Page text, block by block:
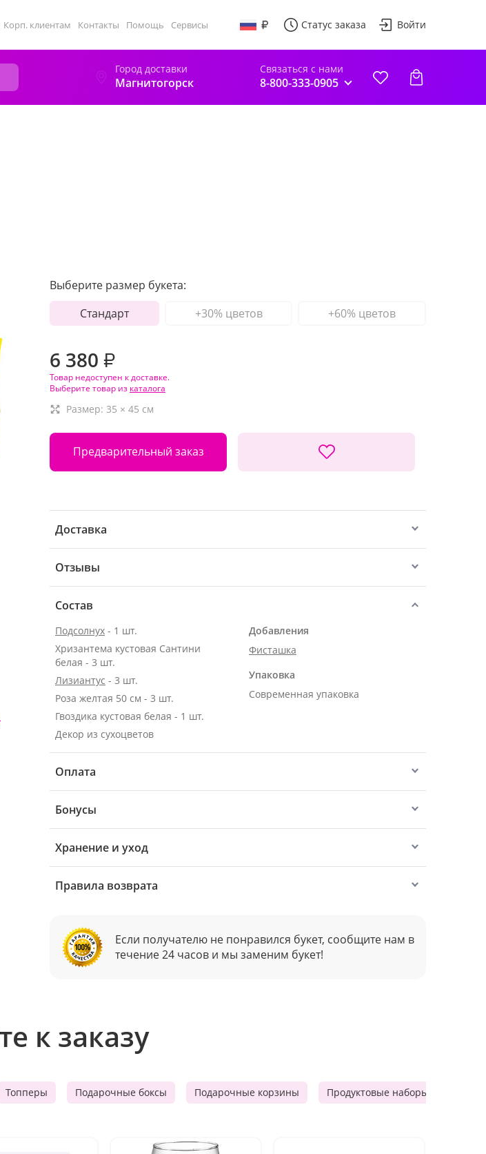
Корп. клиентам Контакты Помощь Сервисы Статус заказа Войти
Город доставки
Магнитогорск
Связаться с нами
8-800-333-0905
Выберите размер букета:
Стандарт
+30% цветов +60% цветов
6 380 ₽
Товар недоступен к доставке.
Выберите товар из каталога
Размер: 35 × 45 см
Предварительный заказ
Доставка
Отзывы
Состав
Подсолнух - 1 шт.
Хризантема кустовая Сантини
белая - 3 шт.
Лизиантус - 3 шт.
Роза желтая 50 см - 3 шт.
Гвоздика кустовая белая - 1 шт.
Декор из сухоцветов
Добавления
Фисташка
Упаковка
Современная упаковка
Оплата
Бонусы
Хранение и уход
Правила возврата
Если получателю не понравился букет, сообщите нам в
течение 24 часов и мы заменим букет!
к заказу
Топперы Подарочные боксы Подарочные корзины Продуктовые наборы